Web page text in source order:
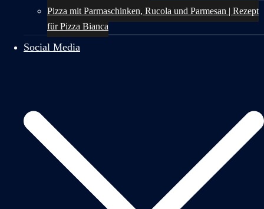
Pizza mit Parmaschinken, Rucola und Parmesan | Rezept
für Pizza Bianca
Social Media